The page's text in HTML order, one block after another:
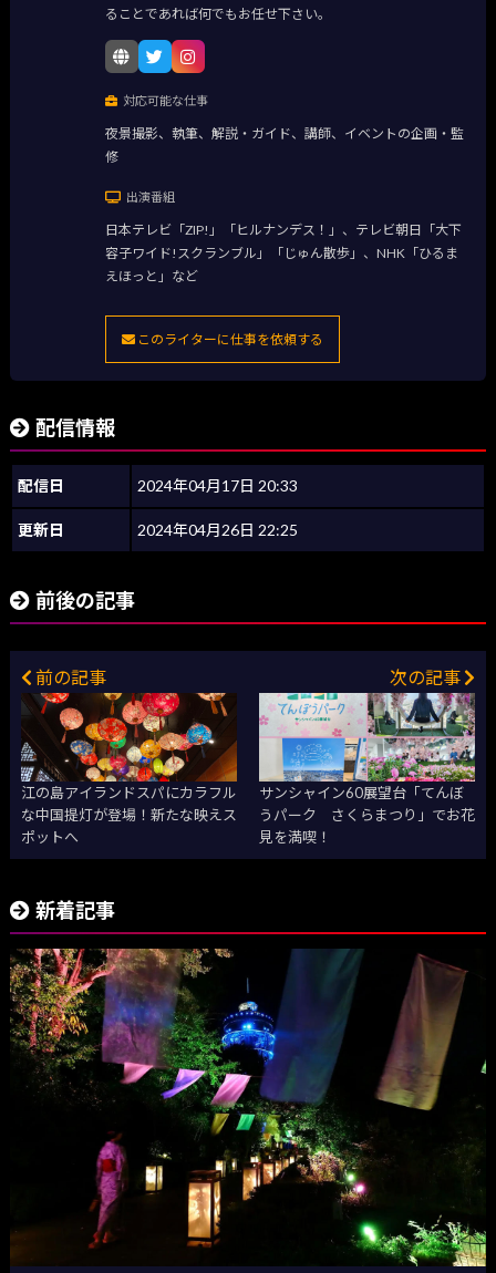
ることであれば何でもお任せ下さい。
対応可能な仕事
夜景撮影、執筆、解説・ガイド、講師、イベントの企画・監
修
出演番組
日本テレビ「ZIP!」「ヒルナンデス！」、テレビ朝日「大下
容子ワイド!スクランブル」「じゅん散歩」、NHK「ひるま
えほっと」など
このライターに仕事を依頼する
配信情報
配信日 2024年04月17日 20:33
更新日 2024年04月26日 22:25
前後の記事
前の記事
江の島アイランドスパにカラフル
な中国提灯が登場！新たな映えス
ポットへ
次の記事
サンシャイン60展望台「てんぼ
うパーク さくらまつり」でお花
見を満喫！
新着記事